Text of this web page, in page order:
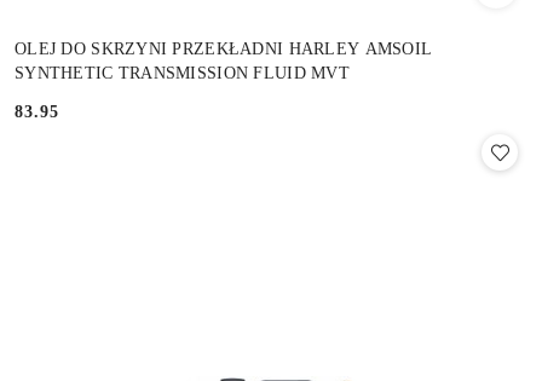
OLEJ DO SKRZYNI PRZEKŁADNI HARLEY AMSOIL
SYNTHETIC TRANSMISSION FLUID MVT
Cena:
83.95